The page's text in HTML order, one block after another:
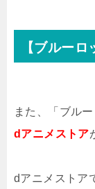
【ブルー
また、「ブル
dアニメストア
dアニメストア